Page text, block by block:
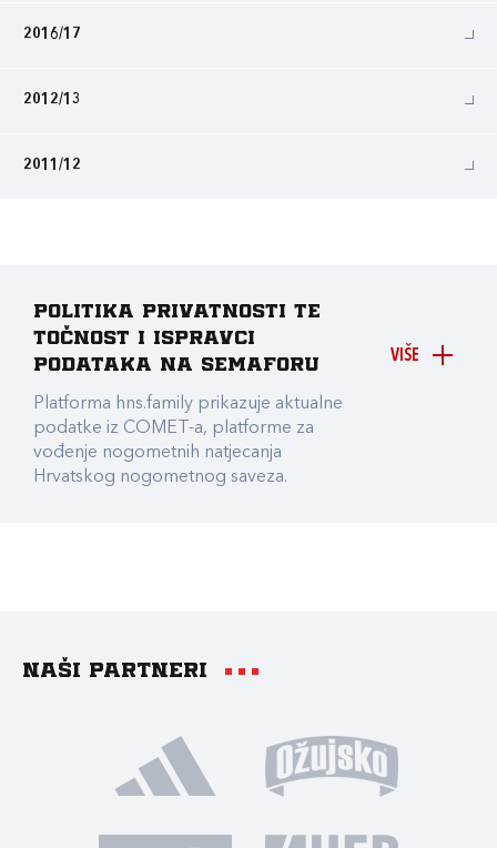
2016/17
2012/13
2011/12
VIŠE
Politika privatnosti te
točnost i ispravci
podataka na Semaforu
Platforma hns.family prikazuje aktualne
podatke iz COMET-a, platforme za
vođenje nogometnih natjecanja
Hrvatskog nogometnog saveza.
Naši partneri